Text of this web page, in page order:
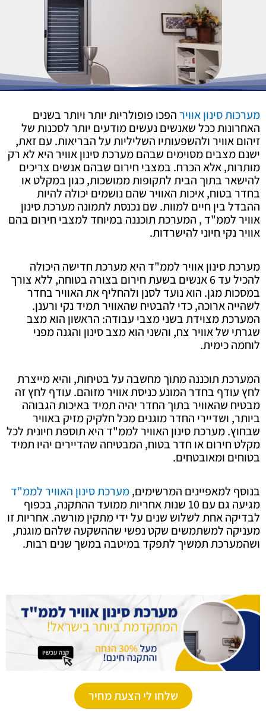
מערכות סינון אווירהפכו פופולריות יותר ויותר בשנים
האחרונות ככל שאנשים נעשים מודעים יותר לסכנות של
זיהום אוויר ולהשפעותיו השליליות על הבריאות. עם זאת,
ישנם מצבים מסוימים שבהם מערכת סינון אוויר היא לא רק
מותרות, אלא הכרח. במצבי חירום שבהם אנשים צריכים
להישאר בתוך הבית לתקופות ממושכות, כגון במקלט או
בחדר בטוח, איכות האוויר שהם נושמים יכולה להיות
ההבדל בין חיים למוות. שם נכנסת לתמונה מערכת סינון
אוויר לממ"ד , המערכת תוכננה במיוחד למצבי חירום בהם
אוויר נקי חיוני להישרדות.
מערכת סינון אוויר לממ"ד היא מערכת חדישה היכולה
להכיל עד 6 אנשים בשעת חירום בצורה בטוחה, ללא צורך
במסכות מגן. הוא נועד לסנן ולהחליף את האוויר בחדר
לשהייה ארוכה, כדי להבטיח שהאוויר תמיד נקי ורענן.
המערכת מצוידת בשני מצבי עבודה: הראשון הוא מצב
שגרתי של אוויר צח, והשני הוא מצב סינון והגנה מפני
לוחמה כימית.
המערכת תוכננה מתוך מחשבה על בטיחות, והיא מייצרת
לחץ עודף בחדר המונע כניסת אוויר מזוהם. עודף לחץ זה
מבטיח שהאוויר בתוך החדר יהיה תמיד באיכות הגבוהה
ביותר, ושדיירי החדר מוגנים מכל חלקיק מזיק באוויר
שבחוץ. מערכת סינון האוויר לממ"ד היא תוספת חיונית לכל
מקלט חירום או חדר בטוח, המבטיחה שהדיירים יהיו תמיד
בטוחים ומאובטחים.
בנוסף למאפיינים המרשימים,מערכת סינון האוויר לממ"ד
מגיעה גם עם 10 שנות אחריות ממועד ההתקנה, בכפוף
לבדיקה אחת לשלוש שנים על ידי מתקין מורשה. אחריות זו
מעניקה למשתמשים שקט נפשי שההשקעה שלהם מוגנת,
ושהמערכת תמשיך לתפקד במיטבה במשך שנים רבות.
שלחו לי הצעת מחיר